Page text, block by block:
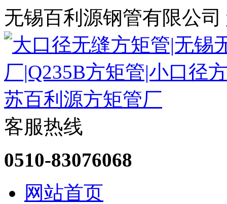
无锡百利源钢管有限公司
客服热线
0510-83076068
网站首页